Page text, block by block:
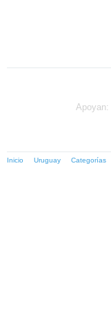
Apoyan:
Inicio Uruguay Categorías